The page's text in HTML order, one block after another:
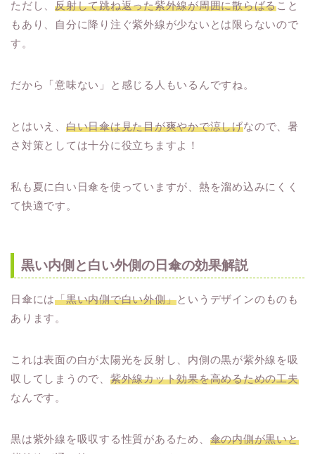
ただし、反射して跳ね返った紫外線が周囲に散らばること
もあり、自分に降り注ぐ紫外線が少ないとは限らないので
す。
だから「意味ない」と感じる人もいるんですね。
とはいえ、 白い日傘は見た目が爽やかで涼しげなので、暑
さ対策としては十分に役立ちますよ！
私も夏に白い日傘を使っていますが、熱を溜め込みにくく
て快適です。
黒い内側と白い外側の日傘の効果解説
日傘には「黒い内側で白い外側」というデザインのものも
あります。
これは表面の白が太陽光を反射し、内側の黒が紫外線を吸
収してしまうので、 紫外線カット効果を高めるための工夫
なんです。
黒は紫外線を吸収する性質があるため、 傘の内側が黒いと